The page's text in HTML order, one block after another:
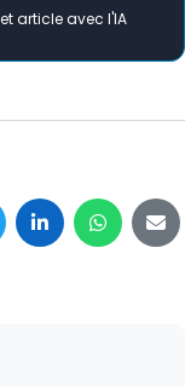
article avec l'IA